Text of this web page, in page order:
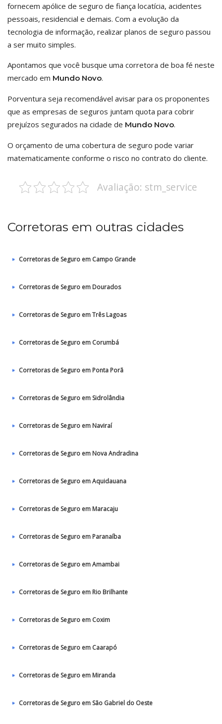
fornecem apólice de seguro de fiança locatícia, acidentes
pessoais, residencial e demais. Com a evolução da
tecnologia de informação, realizar planos de seguro passou
a ser muito simples.
Apontamos que você busque uma corretora de boa fé neste
mercado em Mundo Novo.
Porventura seja recomendável avisar para os proponentes
que as empresas de seguros juntam quota para cobrir
prejuízos segurados na cidade de Mundo Novo.
O orçamento de uma cobertura de seguro pode variar
matematicamente conforme o risco no contrato do cliente.
Avaliação: stm_service
Corretoras em outras cidades
Corretoras de Seguro em Campo Grande
Corretoras de Seguro em Dourados
Corretoras de Seguro em Três Lagoas
Corretoras de Seguro em Corumbá
Corretoras de Seguro em Ponta Porã
Corretoras de Seguro em Sidrolândia
Corretoras de Seguro em Naviraí
Corretoras de Seguro em Nova Andradina
Corretoras de Seguro em Aquidauana
Corretoras de Seguro em Maracaju
Corretoras de Seguro em Paranaíba
Corretoras de Seguro em Amambai
Corretoras de Seguro em Rio Brilhante
Corretoras de Seguro em Coxim
Corretoras de Seguro em Caarapó
Corretoras de Seguro em Miranda
Corretoras de Seguro em São Gabriel do Oeste